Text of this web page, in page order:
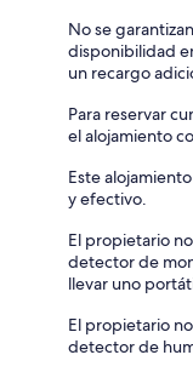
No se
disponibilidad
un recargo
Para reservar
el alojamiento
Este
y efectivo.
El propietario
detector de
llevar uno
El propietario
detector de